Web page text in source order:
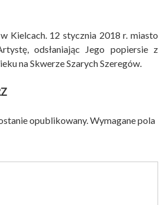
Kielcach. 12 stycznia 2018 r. miasto
odsłaniając Jego popiersie z
na Skwerze Szarych Szeregów.
opublikowany.Wymagane pola